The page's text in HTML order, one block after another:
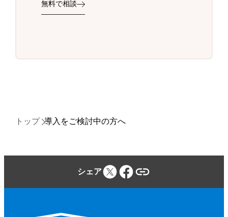
無料で相談
トップ 導入をご検討中の方へ
シェア